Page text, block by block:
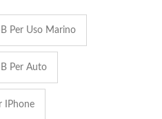
Per Uso Marino
Per Auto
IPhone